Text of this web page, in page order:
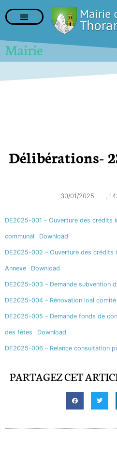
Mairie
Délibérations-
30/01/2025 ,
DE2025-001 – Ouverture des crédits
communal Download
DE2025-002 – Ouverture des crédits
Annexe Download
DE2025-003 – Demande subvention
DE2025-004 – Rénovation loal
DE2025-005 – Demande fonds de
des fêtes Download
DE2025-006 – Relance consultation
PARTAGEZ CET